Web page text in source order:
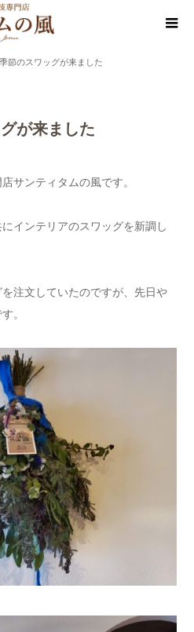
節のスワッグが来ました
が来ました
サンティタムの風です。
インテリアのスワッグを新調し
注文していたのですが、先日や
。